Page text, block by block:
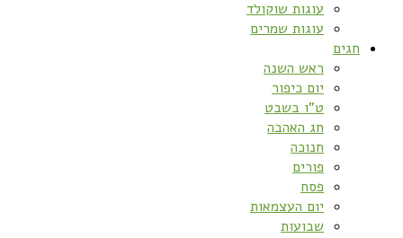
עוגות שוקולד
עוגות שמרים
חגים
ראש השנה
יום כיפור
ט”ו בשבט
חג האהבה
חנוכה
פורים
פסח
יום העצמאות
שבועות